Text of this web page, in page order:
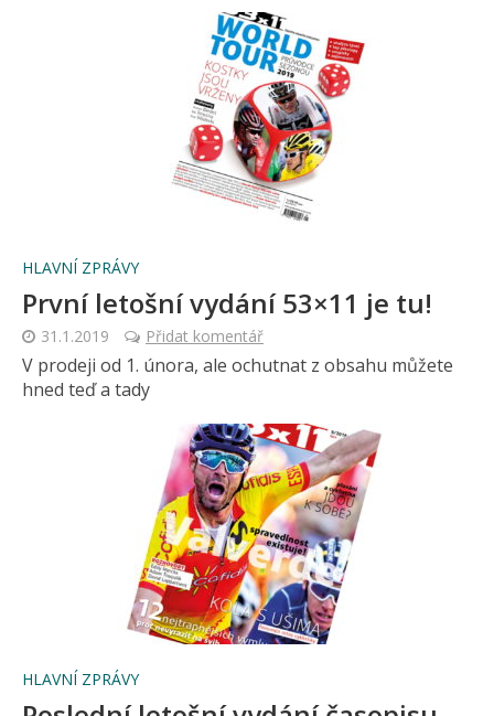
HLAVNÍ ZPRÁVY
První letošní vydání 53×11 je tu!
31.1.2019 Přidat komentář
V prodeji od 1. února, ale ochutnat z obsahu můžete
hned teď a tady
HLAVNÍ ZPRÁVY